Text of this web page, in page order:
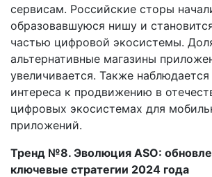
сервисам. Российские сторы
образовавшуюся нишу и
частью цифровой экосистемы.
альтернативные магазины
увеличивается. Также
интереса к продвижению в
цифровых экосистемах для
приложений.
Тренд №8. Эволюция ASO:
ключевые стратегии 2024 года